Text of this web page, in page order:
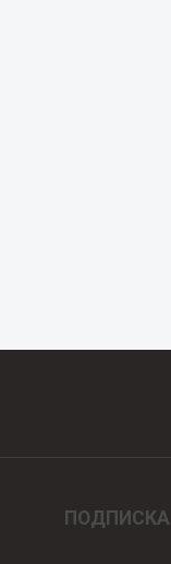
ПОДПИСКА